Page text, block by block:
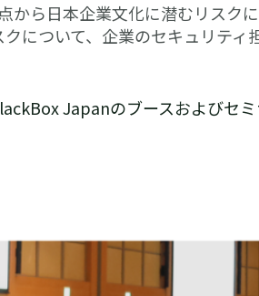
ら日本企業文化に潜むリスク
について、企業のセキュリティ
Japanのブースおよびセミ